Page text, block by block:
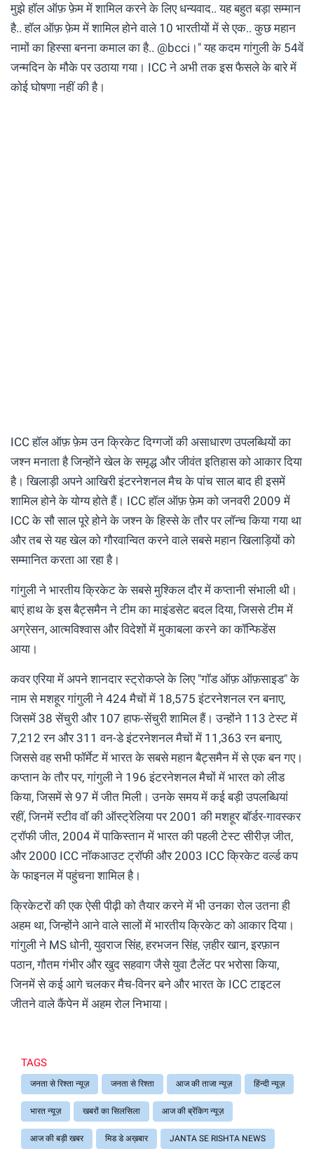
मुझे हॉल ऑफ़ फ़ेम में शामिल करने के लिए धन्यवाद.. यह बहुत बड़ा सम्मान
है.. हॉल ऑफ़ फ़ेम में शामिल होने वाले 10 भारतीयों में से एक.. कुछ महान
नामों का हिस्सा बनना कमाल का है.. @bcci।" यह कदम गांगुली के 54वें
जन्मदिन के मौके पर उठाया गया। ICC ने अभी तक इस फैसले के बारे में
कोई घोषणा नहीं की है।
ICC हॉल ऑफ़ फ़ेम उन क्रिकेट दिग्गजों की असाधारण उपलब्धियों का
जश्न मनाता है जिन्होंने खेल के समृद्ध और जीवंत इतिहास को आकार दिया
है। खिलाड़ी अपने आखिरी इंटरनेशनल मैच के पांच साल बाद ही इसमें
शामिल होने के योग्य होते हैं। ICC हॉल ऑफ़ फ़ेम को जनवरी 2009 में
ICC के सौ साल पूरे होने के जश्न के हिस्से के तौर पर लॉन्च किया गया था
और तब से यह खेल को गौरवान्वित करने वाले सबसे महान खिलाड़ियों को
सम्मानित करता आ रहा है।
गांगुली ने भारतीय क्रिकेट के सबसे मुश्किल दौर में कप्तानी संभाली थी।
बाएं हाथ के इस बैट्समैन ने टीम का माइंडसेट बदल दिया, जिससे टीम में
अग्रेसन, आत्मविश्वास और विदेशों में मुकाबला करने का कॉन्फिडेंस
आया।
कवर एरिया में अपने शानदार स्ट्रोकप्ले के लिए "गॉड ऑफ़ ऑफ़साइड" के
नाम से मशहूर गांगुली ने 424 मैचों में 18,575 इंटरनेशनल रन बनाए,
जिसमें 38 सेंचुरी और 107 हाफ-सेंचुरी शामिल हैं। उन्होंने 113 टेस्ट में
7,212 रन और 311 वन-डे इंटरनेशनल मैचों में 11,363 रन बनाए,
जिससे वह सभी फॉर्मेट में भारत के सबसे महान बैट्समैन में से एक बन गए।
कप्तान के तौर पर, गांगुली ने 196 इंटरनेशनल मैचों में भारत को लीड
किया, जिसमें से 97 में जीत मिली। उनके समय में कई बड़ी उपलब्धियां
रहीं, जिनमें स्टीव वॉ की ऑस्ट्रेलिया पर 2001 की मशहूर बॉर्डर-गावस्कर
ट्रॉफी जीत, 2004 में पाकिस्तान में भारत की पहली टेस्ट सीरीज़ जीत,
और 2000 ICC नॉकआउट ट्रॉफी और 2003 ICC क्रिकेट वर्ल्ड कप
के फाइनल में पहुंचना शामिल है।
क्रिकेटरों की एक ऐसी पीढ़ी को तैयार करने में भी उनका रोल उतना ही
अहम था, जिन्होंने आने वाले सालों में भारतीय क्रिकेट को आकार दिया।
गांगुली ने MS धोनी, युवराज सिंह, हरभजन सिंह, ज़हीर खान, इरफ़ान
पठान, गौतम गंभीर और खुद सहवाग जैसे युवा टैलेंट पर भरोसा किया,
जिनमें से कई आगे चलकर मैच-विनर बने और भारत के ICC टाइटल
जीतने वाले कैंपेन में अहम रोल निभाया।
TAGS
जनता से रिश्ता न्यूज़ जनता से रिश्ता आज की ताजा न्यूज़ हिंन्दी न्यूज़
भारत न्यूज़ खबरों का सिलसिला आज की ब्रेंकिग न्यूज़
आज की बड़ी खबर मिड डे अख़बार JANTA SE RISHTA NEWS